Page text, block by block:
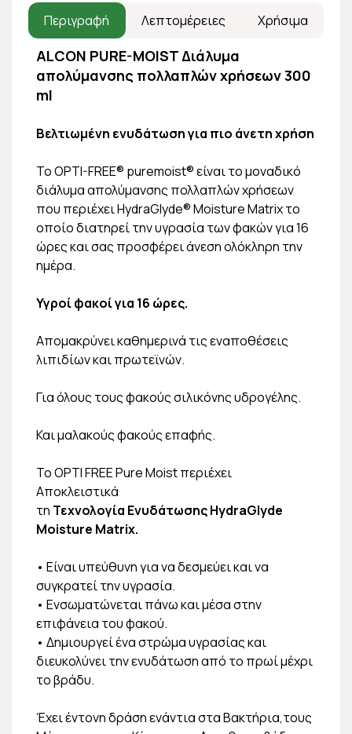
Περιγραφή Λεπτομέρειες Χρήσιμα
ALCON PURE-MOIST Διάλυμα
απολύμανσης πολλαπλών χρήσεων 300
ml
Βελτιωμένη ενυδάτωση για πιο άνετη χρήση
Το OPTI-FREE® puremoist® είναι το μοναδικό
διάλυμα απολύμανσης πολλαπλών χρήσεων
που περιέχει HydraGlyde® Moisture Matrix το
οποίο διατηρεί την υγρασία των φακών για 16
ώρες και σας προσφέρει άνεση ολόκληρη την
ημέρα.
Υγροί φακοί για 16 ώρες.
Απομακρύνει καθημερινά τις εναποθέσεις
λιπιδίων και πρωτεϊνών.
Για όλους τους φακούς σιλικόνης υδρογέλης.
Και μαλακούς φακούς επαφής.
Το OPTI FREE Pure Moist περιέχει
Αποκλειστικά
τη Τεχνολογία Ενυδάτωσης HydraGlyde
Moisture Matrix.
• Είναι υπεύθυνη για να δεσμεύει και να
συγκρατεί την υγρασία.
• Ενσωματώνεται πάνω και μέσα στην
επιφάνεια του φακού.
• Δημιουργεί ένα στρώμα υγρασίας και
διευκολύνει την ενυδάτωση από το πρωί μέχρι
το βράδυ.
Έχει έντονη δράση ενάντια στα Βακτήρια,τους